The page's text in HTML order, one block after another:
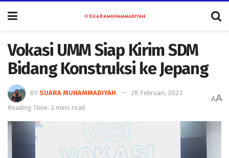
Vokasi UMM Siap Kirim SDM
Bidang Konstruksi ke Jepang
BY SUARA MUHAMMADIYAH
28 Februari, 2023
Reading Time: 2 mins read
AA